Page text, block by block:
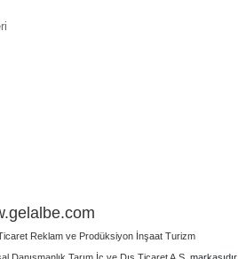
Reklam ve Prodüksiyon İnşaat Turizm